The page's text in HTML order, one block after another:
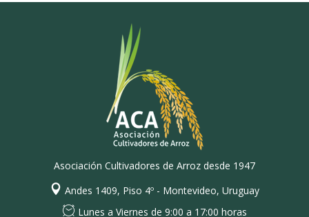
Asociación Cultivadores de Arroz desde 1947
Andes 1409, Piso 4º - Montevideo, Uruguay
Lunes a Viernes de 9:00 a 17:00 horas